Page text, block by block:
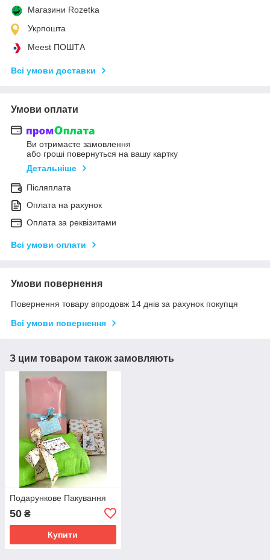
Магазини Rozetka
Укрпошта
Meest ПОШТА
Всі умови доставки
Умови оплати
Ви отримаєте замовлення
або гроші повернуться на вашу картку
Детальніше
Післяплата
Оплата на рахунок
Оплата за реквізитами
Всі умови оплати
Умови повернення
Повернення товару впродовж 14 днів за рахунок покупця
Всі умови повернення
З цим товаром також замовляють
Подарункове Пакування
50 ₴
Купити